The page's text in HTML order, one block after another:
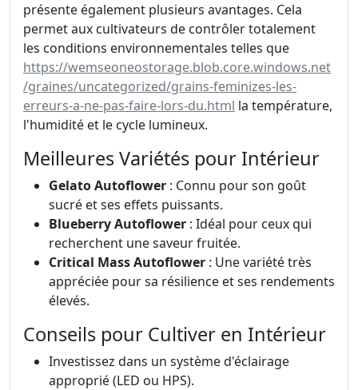
présente également plusieurs avantages. Cela
permet aux cultivateurs de contrôler totalement
les conditions environnementales telles que
https://wemseoneostorage.blob.core.windows.net
/graines/uncategorized/grains-feminizes-les-
erreurs-a-ne-pas-faire-lors-du.html la température,
l'humidité et le cycle lumineux.
Meilleures Variétés pour Intérieur
Gelato Autoflower : Connu pour son goût
sucré et ses effets puissants.
Blueberry Autoflower : Idéal pour ceux qui
recherchent une saveur fruitée.
Critical Mass Autoflower : Une variété très
appréciée pour sa résilience et ses rendements
élevés.
Conseils pour Cultiver en Intérieur
Investissez dans un système d'éclairage
approprié (LED ou HPS).